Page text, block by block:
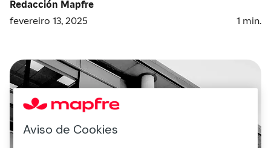
Redacción Mapfre
fevereiro 13, 2025
1 min.
Aviso de Cookies